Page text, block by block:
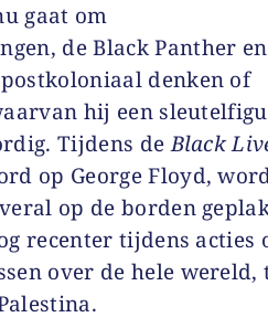
gaat om
de Black Panther
denken of
hij een
Tijdens deBlack
op George Floyd,
op de borden
recenter tijdens acties
over de hele wereld,